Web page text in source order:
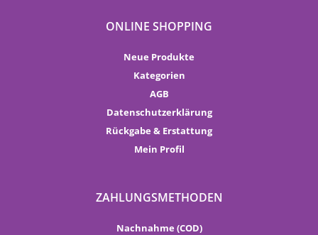
ONLINE SHOPPING
Neue Produkte
Kategorien
AGB
Datenschutzerklärung
Rückgabe & Erstattung
Mein Profil
ZAHLUNGSMETHODEN
Nachnahme (COD)